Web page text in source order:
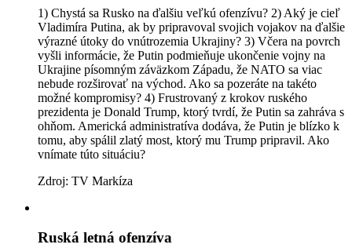
1) Chystá sa Rusko na ďalšiu veľkú ofenzívu? 2) Aký je cieľ
Vladimíra Putina, ak by pripravoval svojich vojakov na ďalšie
výrazné útoky do vnútrozemia Ukrajiny? 3) Včera na povrch
vyšli informácie, že Putin podmieňuje ukončenie vojny na
Ukrajine písomným záväzkom Západu, že NATO sa viac
nebude rozširovať na východ. Ako sa pozeráte na takéto
možné kompromisy? 4) Frustrovaný z krokov ruského
prezidenta je Donald Trump, ktorý tvrdí, že Putin sa zahráva s
ohňom. Americká administratíva dodáva, že Putin je blízko k
tomu, aby spálil zlatý most, ktorý mu Trump pripravil. Ako
vnímate túto situáciu?
Zdroj: TV Markíza
Ruská letná ofenzíva